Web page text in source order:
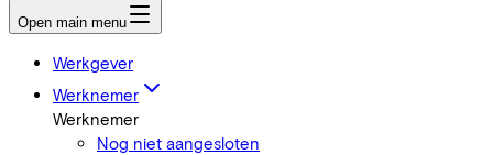
Open main menu
Werkgever
Werknemer
Werknemer
Nog niet aangesloten